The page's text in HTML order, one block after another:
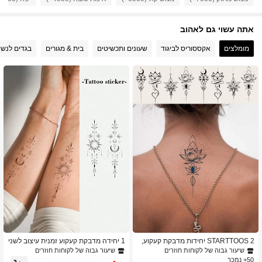
4.92 36K עוקבים
4.92 36K עוקבים
4.92 36K עוקבים
4.92
אתה עשוי גם לאהוב
מומלצים אקססוריס לביגוד שעונים ותכשיטים בית & מגורים בגדים
STARTTOOS 2 יחידות מדבקת קעקוע,
מדבקות קעקוע חצי קבועות צמחים כחולי
ם עם עיצוב לוטוס פרחוני וסהר, ללא בוה
שיעור גבוה של לקוחות חוזרים
50+ נמכר
1 יחידה מדבקת קעקוע זמנית עיצוב לשני
המינים של שמש, ירח, כוכבים ואור, עמיד
שיעור גבוה של לקוחות חוזרים